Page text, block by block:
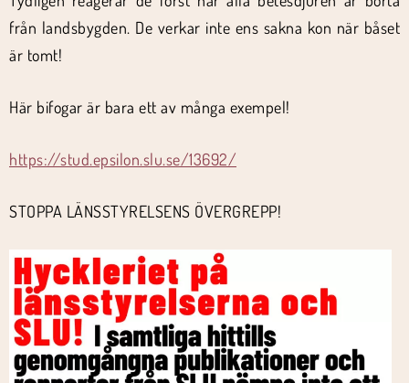
från landsbygden. De verkar inte ens sakna kon när båset
är tomt!
Här bifogar är bara ett av många exempel!
https://stud.epsilon.slu.se/13692/
STOPPA LÄNSSTYRELSENS ÖVERGREPP!